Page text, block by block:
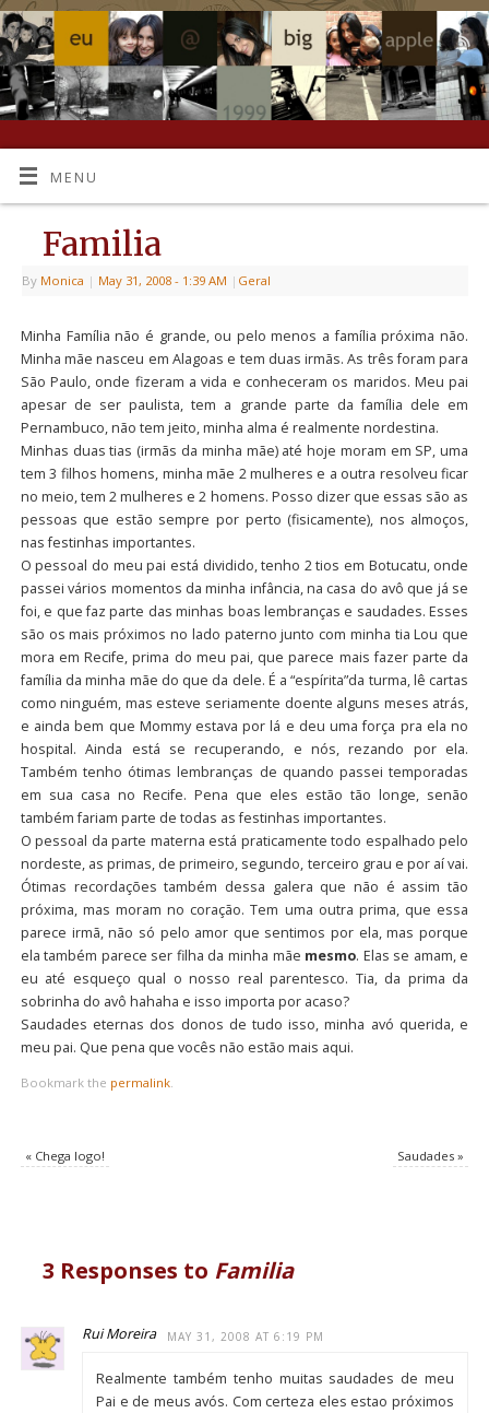
MENU
Familia
By Monica | May 31, 2008 - 1:39 AM | Geral
Minha Família não é grande, ou pelo menos a família próxima não.
Minha mãe nasceu em Alagoas e tem duas irmãs. As três foram para
São Paulo, onde fizeram a vida e conheceram os maridos. Meu pai
apesar de ser paulista, tem a grande parte da família dele em
Pernambuco, não tem jeito, minha alma é realmente nordestina.
Minhas duas tias (irmãs da minha mãe) até hoje moram em SP, uma
tem 3 filhos homens, minha mãe 2 mulheres e a outra resolveu ficar
no meio, tem 2 mulheres e 2 homens. Posso dizer que essas são as
pessoas que estão sempre por perto (fisicamente), nos almoços,
nas festinhas importantes.
O pessoal do meu pai está dividido, tenho 2 tios em Botucatu, onde
passei vários momentos da minha infância, na casa do avô que já se
foi, e que faz parte das minhas boas lembranças e saudades. Esses
são os mais próximos no lado paterno junto com minha tia Lou que
mora em Recife, prima do meu pai, que parece mais fazer parte da
família da minha mãe do que da dele. É a “espírita”da turma, lê cartas
como ninguém, mas esteve seriamente doente alguns meses atrás,
e ainda bem que Mommy estava por lá e deu uma força pra ela no
hospital. Ainda está se recuperando, e nós, rezando por ela.
Também tenho ótimas lembranças de quando passei temporadas
em sua casa no Recife. Pena que eles estão tão longe, senão
também fariam parte de todas as festinhas importantes.
O pessoal da parte materna está praticamente todo espalhado pelo
nordeste, as primas, de primeiro, segundo, terceiro grau e por aí vai.
Ótimas recordações também dessa galera que não é assim tão
próxima, mas moram no coração. Tem uma outra prima, que essa
parece irmã, não só pelo amor que sentimos por ela, mas porque
ela também parece ser filha da minha mãe mesmo. Elas se amam, e
eu até esqueço qual o nosso real parentesco. Tia, da prima da
sobrinha do avô hahaha e isso importa por acaso?
Saudades eternas dos donos de tudo isso, minha avó querida, e
meu pai. Que pena que vocês não estão mais aqui.
Bookmark the permalink.
«Chega logo! Saudades»
3 Responses to Familia
Rui Moreira MAY 31, 2008 AT 6:19 PM
Realmente também tenho muitas saudades de meu
Pai e de meus avós. Com certeza eles estao próximos